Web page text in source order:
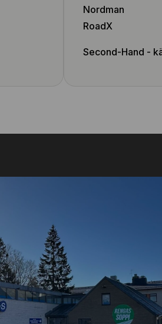
Nordman
RoadX
Second-Hand -